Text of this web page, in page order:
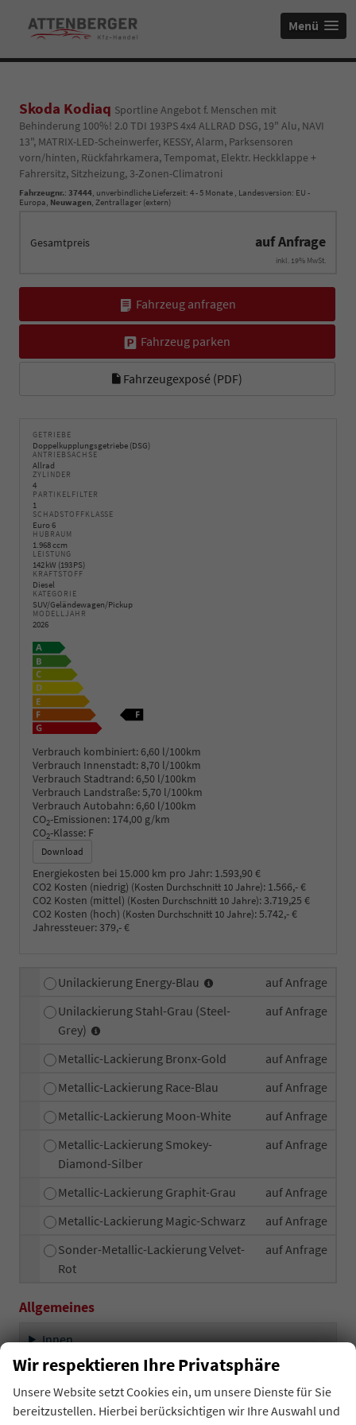
Menü
Skoda Kodiaq Sportline Angebot f. Menschen mit
Behinderung 100%! 2.0 TDI 193PS 4x4 ALLRAD DSG, 19" Alu, NAVI
13", MATRIX-LED-Scheinwerfer, KESSY, Alarm, Parksensoren
vorn/hinten, Rückfahrkamera, Tempomat, Elektr. Heckklappe +
Fahrersitz, Sitzheizung, 3-Zonen-Climatroni
Fahrzeugnr.: 37444, unverbindliche Lieferzeit: 4 - 5 Monate , Landesversion: EU -
Europa, Neuwagen, Zentrallager (extern)
Gesamtpreis auf Anfrage
inkl. 19% MwSt.
Fahrzeug anfragen
Fahrzeug parken
Fahrzeugexposé (PDF)
GETRIEBE
Doppelkupplungsgetriebe (DSG)
ANTRIEBSACHSE
Allrad
ZYLINDER
4
PARTIKELFILTER
1
SCHADSTOFFKLASSE
Euro 6
HUBRAUM
1.968 ccm
LEISTUNG
142 kW (193 PS)
KRAFTSTOFF
Diesel
KATEGORIE
SUV/Geländewagen/Pickup
MODELLJAHR
2026
Verbrauch kombiniert: 6,60 l/100km
Verbrauch Innenstadt:8,70 l/100km
Verbrauch Stadtrand: 6,50 l/100km
Verbrauch Landstraße:5,70 l/100km
Verbrauch Autobahn: 6,60 l/100km
CO2-Emissionen: 174,00 g/km
CO2-Klasse: F
Download
Energiekosten bei 15.000 km pro Jahr: 1.593,90 €
CO2 Kosten (niedrig) (Kosten Durchschnitt 10 Jahre): 1.566,- €
CO2 Kosten (mittel) (Kosten Durchschnitt 10 Jahre):3.719,25 €
CO2 Kosten (hoch) (Kosten Durchschnitt 10 Jahre):5.742,- €
Jahressteuer:379,- €
Unilackierung Energy-Blau
auf Anfrage
Unilackierung Stahl-Grau (Steel-
Grey)
auf Anfrage
Metallic-Lackierung Bronx-Gold
auf Anfrage
Metallic-Lackierung Race-Blau
auf Anfrage
Metallic-Lackierung Moon-White
auf Anfrage
Metallic-Lackierung Smokey-
Diamond-Silber
auf Anfrage
Metallic-Lackierung Graphit-Grau
auf Anfrage
Metallic-Lackierung Magic-Schwarz
auf Anfrage
Sonder-Metallic-Lackierung Velvet-
Rot
auf Anfrage
Allgemeines
Innen
Infotainment & Kommunikation
Sicherheit & Assistenz
Wir respektieren Ihre Privatsphäre
Unsere Website setzt Cookies ein, um unsere Dienste für Sie
bereitzustellen. Hierbei berücksichtigen wir Ihre Auswahl und